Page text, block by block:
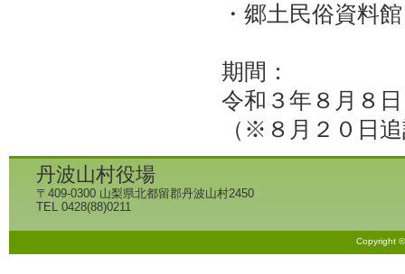
・郷土民俗資料館
期間：
令和３年８月８
（※８月２０日
丹波山村役場
〒409-0300 山梨県北都留郡丹波山村2450
TEL 0428(88)0211
Copyright